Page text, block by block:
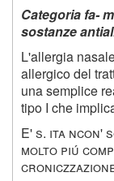
Categoria fa-
sostanze
L'allergia
allergico del
una semplice
tipo I che
E' s. ita ncon'
molto piú